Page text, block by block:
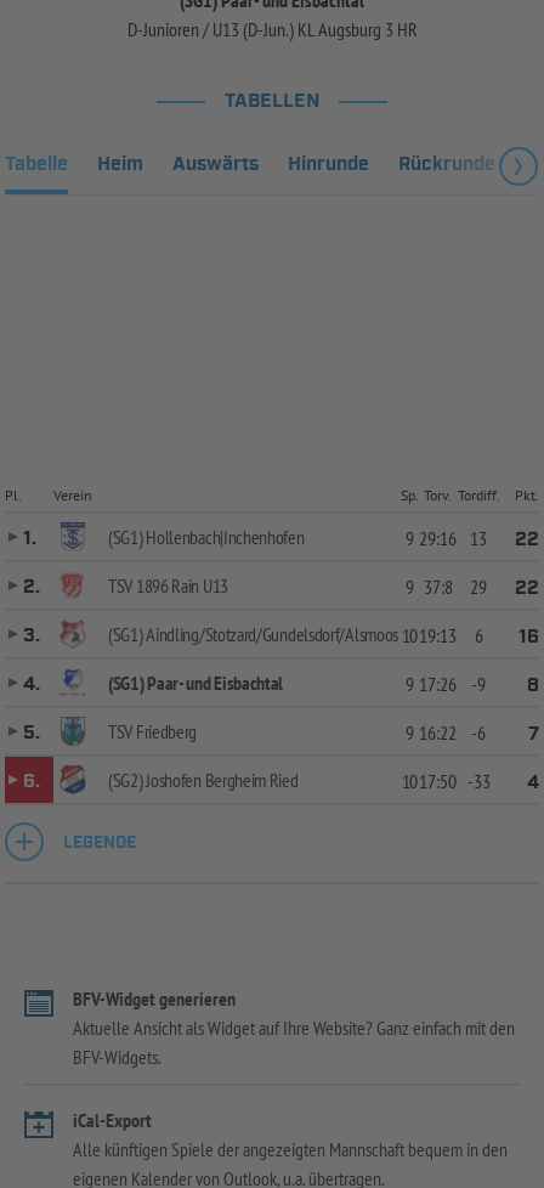
D-Junioren / U13 (D-Jun.) KL Augsburg 3 HR
TABELLEN
Tabelle Heim Auswärts Hinrunde Rückrunde
Pl. Verein Sp. Torv. Tordiff. Pkt.
1. (SG1) Hollenbach|Inchenhofen 9 29:16 13
22
2.
TSV 1896 Rain U13 9 37:8 29
22
3.
(SG1) Aindling/Stotzard/Gundelsdorf/Alsmoos 1019:13 6
16
4.
(SG1) Paar- und Eisbachtal 9 17:26 -9
8
5.
TSV Friedberg 9 16:22 -6
7
6.
(SG2) Joshofen Bergheim Ried 1017:50 -33 4
LEGENDE
BFV-Widget generieren
Aktuelle Ansicht als Widget auf Ihre Website? Ganz einfach mit den
BFV-Widgets.
iCal-Export
Alle künftigen Spiele der angezeigten Mannschaft bequem in den
eigenen Kalender von Outlook, u.a. übertragen.